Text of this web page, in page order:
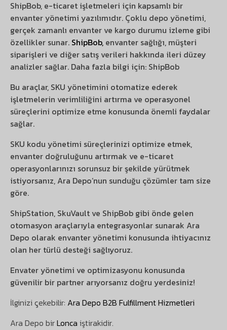
ShipBob, e-ticaret işletmeleri için kapsamlı bir
envanter yönetimi yazılımıdır. Çoklu depo yönetimi,
gerçek zamanlı envanter ve kargo durumu izleme gibi
özellikler sunar. ShipBob, envanter sağlığı, müşteri
siparişleri ve diğer satış verileri hakkında ileri düzey
analizler sağlar. Daha fazla bilgi için: ShipBob
Bu araçlar, SKU yönetimini otomatize ederek
işletmelerin verimliliğini artırma ve operasyonel
süreçlerini optimize etme konusunda önemli faydalar
sağlar.
SKU kodu yönetimi süreçlerinizi optimize etmek,
envanter doğruluğunu artırmak ve e-ticaret
operasyonlarınızı sorunsuz bir şekilde yürütmek
istiyorsanız, Ara Depo’nun sunduğu çözümler tam size
göre.
ShipStation, SkuVault ve ShipBob gibi önde gelen
otomasyon araçlarıyla entegrasyonlar sunarak Ara
Depo olarak envanter yönetimi konusunda ihtiyacınız
olan her türlü desteği sağlıyoruz.
Envater yönetimi ve optimizasyonu konusunda
güvenilir bir partner arıyorsanız doğru yerdesiniz!
İlginizi çekebilir: Ara Depo B2B Fulfillment Hizmetleri
Ara Depo birLonca iştirakidir.